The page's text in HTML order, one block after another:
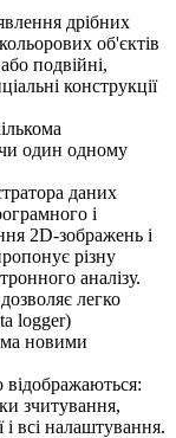
дрібних
об'єктів
подвійні,
конструкції
один одному
даних
і
2D-зображень і
різну
аналізу.
легко
logger)
новими
зчитування,
і всі налаштування.